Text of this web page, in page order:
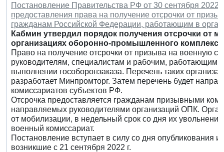
Постановление Правительства РФ от 30 сентября
предоставления права на получение отсрочки от
гражданам Российской Федерации, работающим в
Кабмин утвердил порядок получения отсрочки от
организациях оборонно-промышленного комплекса
Право на получение отсрочки от призыва на военную
руководителям, специалистам и рабочим, работающим
выполнении гособоронзаказа. Перечень таких
разработает Минпромторг. Затем перечень будет
комиссариатов субъектов РФ.
Отсрочка предоставляется гражданам призывными
направляемых руководителями организаций ОПК.
от мобилизации, в недельный срок со дня их
военный комиссариат.
Постановление вступает в силу со дня опубликования
возникшие с 21 сентября 2022 г.